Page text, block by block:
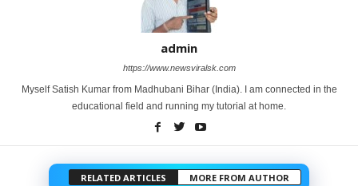
admin
https://www.newsviralsk.com
Myself Satish Kumar from Madhubani Bihar (India). I am connected in the
educational field and running my tutorial at home.
RELATED ARTICLES MORE FROM AUTHOR